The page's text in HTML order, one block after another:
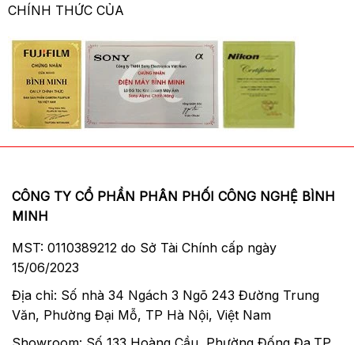
CHÍNH THỨC CỦA
CÔNG TY CỔ PHẦN PHÂN PHỐI CÔNG NGHỆ BÌNH
MINH
MST: 0110389212 do Sở Tài Chính cấp ngày
15/06/2023
Địa chỉ: Số nhà 34 Ngách 3 Ngõ 243 Đường Trung
Văn, Phường Đại Mỗ, TP Hà Nội, Việt Nam